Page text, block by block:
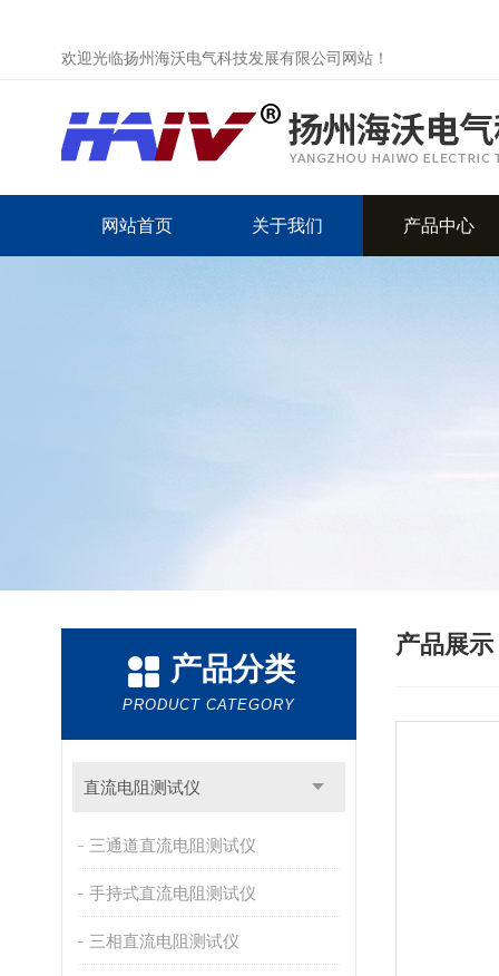
欢迎光临扬州海沃电气科技发展有限公司网站！
网站首页 关于我们 产品中心
产品分类
PRODUCT CATEGORY
直流电阻测试仪
三通道直流电阻测试仪
手持式直流电阻测试仪
三相直流电阻测试仪
产品展示